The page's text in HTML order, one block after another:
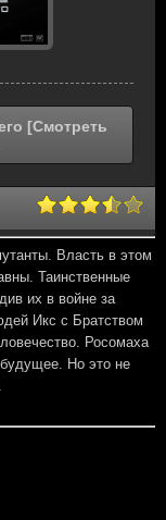
[Смотреть
Власть в этом
Таинственные
их в войне за
Икс с Братством
Росомаха
Но это не